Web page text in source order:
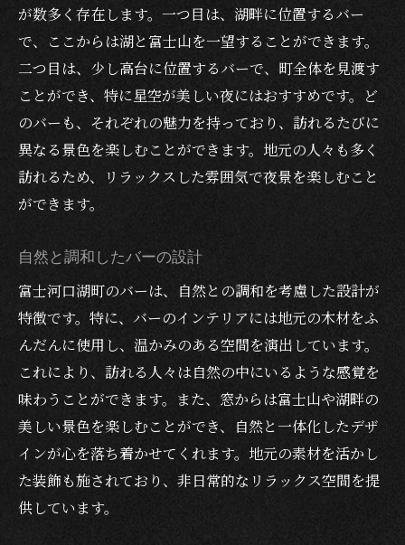
が数多く存在します。一つ目は、湖畔に位置するバー
で、ここからは湖と富士山を一望することができます。
二つ目は、少し高台に位置するバーで、町全体を見渡す
ことができ、特に星空が美しい夜にはおすすめです。ど
のバーも、それぞれの魅力を持っており、訪れるたびに
異なる景色を楽しむことができます。地元の人々も多く
訪れるため、リラックスした雰囲気で夜景を楽しむこと
ができます。
自然と調和したバーの設計
富士河口湖町のバーは、自然との調和を考慮した設計が
特徴です。特に、バーのインテリアには地元の木材をふ
んだんに使用し、温かみのある空間を演出しています。
これにより、訪れる人々は自然の中にいるような感覚を
味わうことができます。また、窓からは富士山や湖畔の
美しい景色を楽しむことができ、自然と一体化したデザ
インが心を落ち着かせてくれます。地元の素材を活かし
た装飾も施されており、非日常的なリラックス空間を提
供しています。